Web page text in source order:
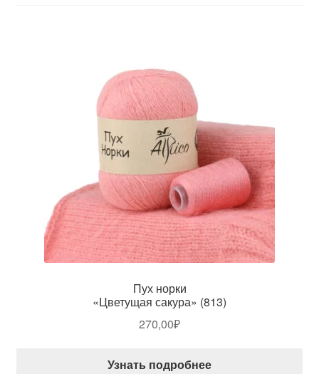
Пух норки
«Цветущая сакура» (813)
270,00₽
Узнать подробнее